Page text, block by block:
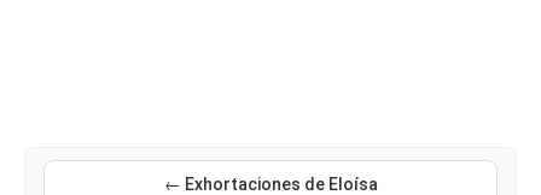
← Exhortaciones de Eloísa